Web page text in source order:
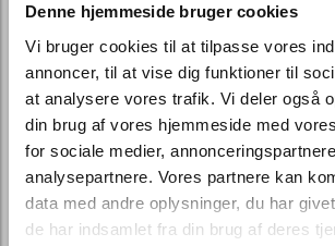
Denne hjemmeside bruger cookies
Vi bruger cookies til at tilpasse vores
annoncer, til at vise dig funktioner til
at analysere vores trafik. Vi deler også
din brug af vores hjemmeside med
for sociale medier,
analysepartnere. Vores partnere kan
data med andre oplysninger, du har
de har indsamlet fra din brug af deres
Vores varmeste anbefaling skal lyde til
hos Bedemand Per Rasmussen.
Vi modtog yderst professionel
En virkelig flot rustvogn og en yderst
chauffør/bedemand der tog sig god tid
inden den videre færd mod kirken. En
trods sorgen.